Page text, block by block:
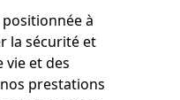
à
la sécurité et
vie et des
prestations